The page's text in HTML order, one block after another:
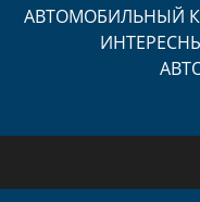
АВТОМОБИЛЬНЫЙ